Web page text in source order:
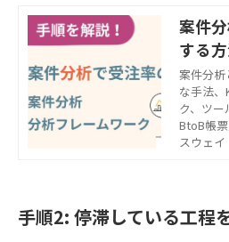
案件
する
ワー
解説！
案件分析
な手法
ク、ツ
羅した
し、営業
BtoB帳
スウェイ
手順2: 停滞している工程